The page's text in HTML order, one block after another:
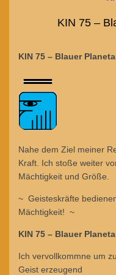
KIN 75 –
KIN 75 – Blauer
Nahe dem Ziel meiner
Kraft. Ich stoße weiter
Mächtigkeit und Größe.
~ Geisteskräfte
Mächtigkeit! ~
KIN 75 – Blauer
Ich vervollkommne um
Geist erzeugend